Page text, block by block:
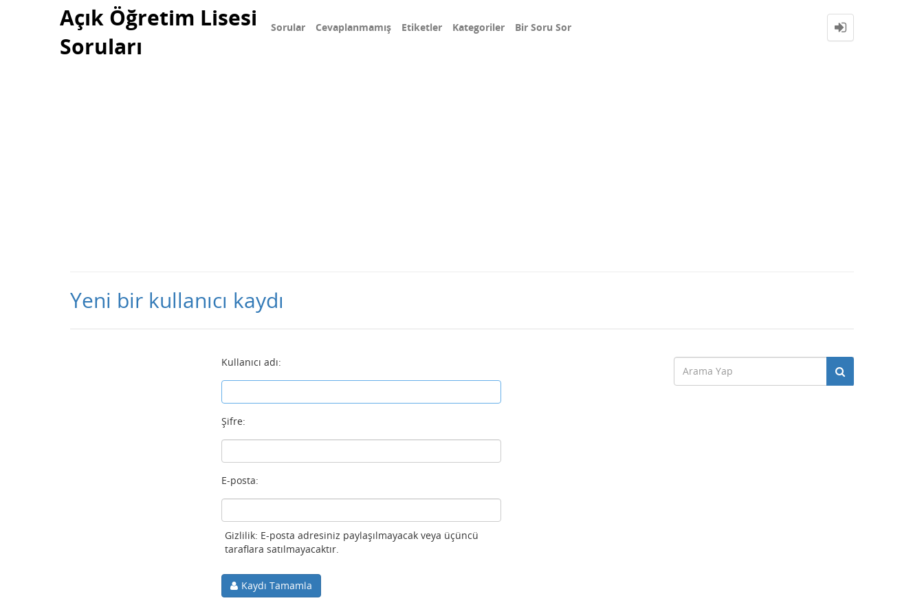
Açık Öğretim Lisesi
Soruları
Sorular Cevaplanmamış Etiketler Kategoriler Bir Soru Sor
Yeni bir kullanıcı kaydı
Kullanıcı adı:
Şifre:
E-posta:
Gizlilik: E-posta adresiniz paylaşılmayacak veya üçüncü
taraflara satılmayacaktır.
Kaydı Tamamla